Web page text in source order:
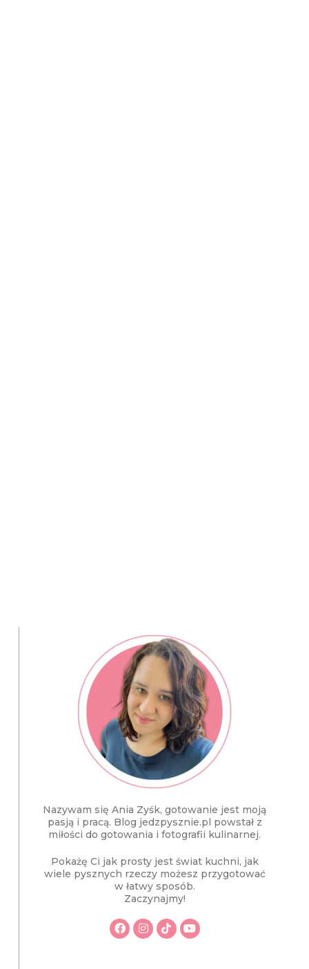
Nazywam się Ania Zyśk, gotowanie jest moją
pasją i pracą. Blog jedzpysznie.pl powstał z
miłości do gotowania i fotografii kulinarnej.
Pokażę Ci jak prosty jest świat kuchni, jak
wiele pysznych rzeczy możesz przygotować
w łatwy sposób.
Zaczynajmy!